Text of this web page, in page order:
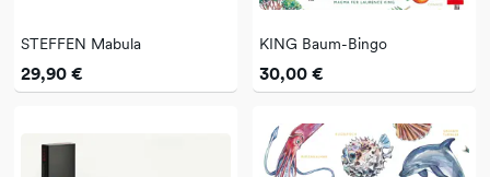
STEFFEN Mabula
29,90 €
KING Baum-Bingo
30,00 €